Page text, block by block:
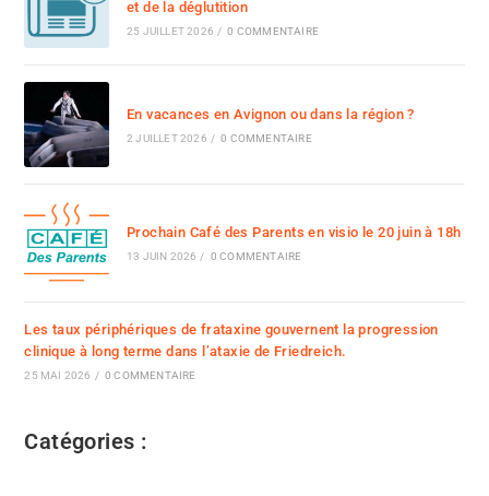
et de la déglutition
25 JUILLET 2026 / 0 COMMENTAIRE
En vacances en Avignon ou dans la région ?
2 JUILLET 2026 / 0 COMMENTAIRE
Prochain Café des Parents en visio le 20 juin à 18h
13 JUIN 2026 / 0 COMMENTAIRE
Les taux périphériques de frataxine gouvernent la progression
clinique à long terme dans l’ataxie de Friedreich.
25 MAI 2026 / 0 COMMENTAIRE
Catégories :